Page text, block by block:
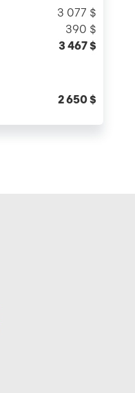
3 077 $
390 $
3 467 $
2 650 $